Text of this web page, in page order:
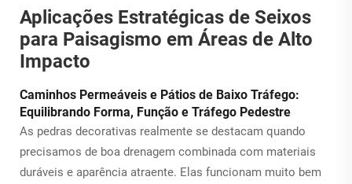
Aplicações Estratégicas de Seixos
para Paisagismo em Áreas de Alto
Impacto
Caminhos Permeáveis e Pátios de Baixo Tráfego:
Equilibrando Forma, Função e Tráfego Pedestre
As pedras decorativas realmente se destacam quando
precisamos de boa drenagem combinada com materiais
duráveis e aparência atraente. Elas funcionam muito bem